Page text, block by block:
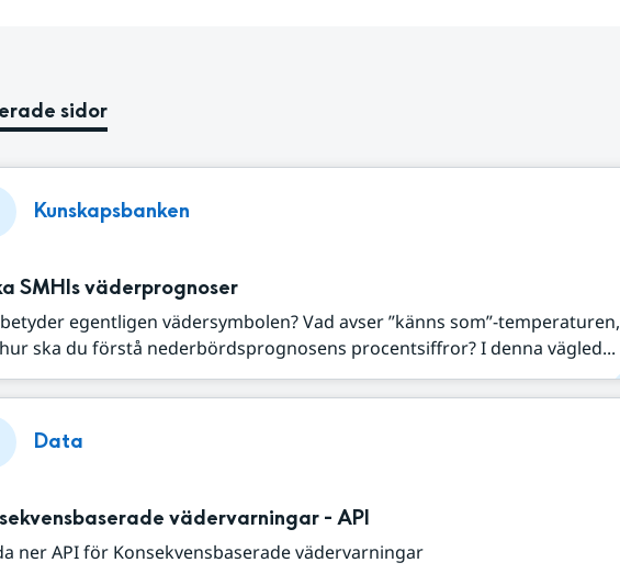
sidor
Kunskapsbanken
SMHIs väderprognoser
egentligen vädersymbolen? Vad avser ”känns som”-temperaturen,
ska du förstå nederbördsprognosens procentsiffror? I denna vägled...
Data
vädervarningar - API
ner API för Konsekvensbaserade vädervarningar